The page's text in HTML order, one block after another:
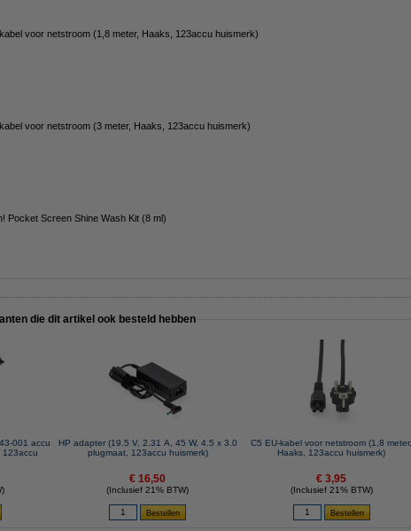
voor netstroom (1,8 meter, Haaks, 123accu huismerk)
voor netstroom (3 meter, Haaks, 123accu huismerk)
Pocket Screen Shine Wash Kit (8 ml)
die dit artikel ook besteld hebben
001 accu
123accu
HP adapter (19.5 V, 2.31 A, 45 W, 4.5 x 3.0
plugmaat, 123accu huismerk)
€ 16,50
(Inclusief 21% BTW)
C5 EU-kabel voor netstroom (1,8 meter,
Haaks, 123accu huismerk)
€ 3,95
(Inclusief 21% BTW)